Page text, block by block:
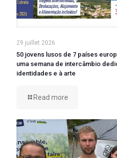
29 juillet 2026
50 jovens lusos de 7 países
uma semana de intercâmbio
identidades e à arte
Read more